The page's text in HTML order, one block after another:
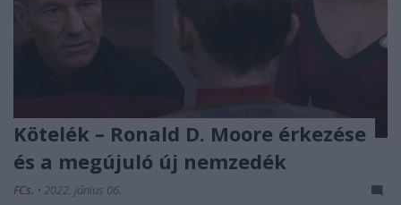
Kötelék – Ronald D. Moore érkezése
és a megújuló új nemzedék
FCs. • 2022. június 06.